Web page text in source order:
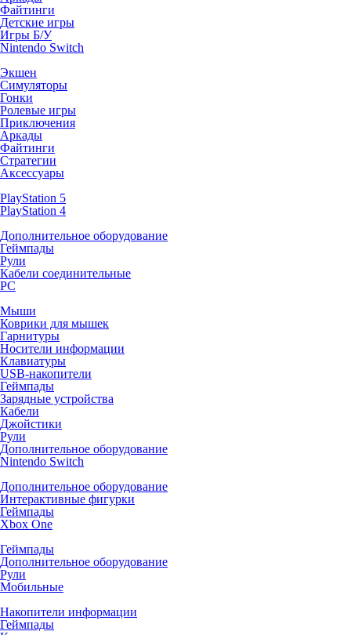
Файтинги
Детские игры
Игры Б/У
Nintendo Switch
Экшен
Симуляторы
Гонки
Ролевые игры
Приключения
Аркады
Файтинги
Стратегии
Аксессуары
PlayStation 5
PlayStation 4
Дополнительное оборудование
Геймпады
Рули
Кабели соединительные
PC
Мыши
Коврики для мышек
Гарнитуры
Носители информации
Клавиатуры
USB-накопители
Геймпады
Зарядные устройства
Кабели
Джойстики
Рули
Дополнительное оборудование
Nintendo Switch
Дополнительное оборудование
Интерактивные фигурки
Геймпады
Xbox One
Геймпады
Дополнительное оборудование
Рули
Мобильные
Накопители информации
Геймпады